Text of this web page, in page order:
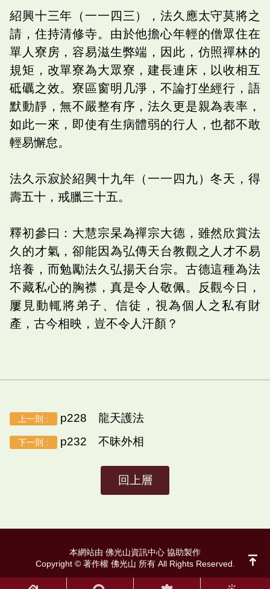
紹興十三年（一一四三），法久應太守莫將之
請，住持清修寺。由於他擔心年輕的僧眾住在
單人寮房，容易滋生弊端，因此，仿照禪林的
規矩，改單寮為大眾寮，建長連床，以收相互
砥礪之效。寮區窗明几淨，不論打坐經行，語
默動靜，無不嚴整有序，法久更是親為表率，
如此一來，即使有生病體弱的行人，也都不敢
輕易懈怠。
法久示寂於紹興十九年（一一四九）冬天，得
壽五十，戒臘三十五。
釋初參曰：大慧宗杲為禪宗大德，雖然欣賞法
久的才氣，卻能因為弘傳天台教觀之人才不易
培養，而勉勵法久弘揚天台宗。古德這種為法
不藏私心的胸襟，真是令人敬佩。反觀今日，
屢見動輒將弟子、信徒，視為個人之私有財
產，古今相映，豈不令人汗顏？
上一則 : p228 龍天護法
下一則 : p232 不昧外相
回上層
本網站由 佛光山資訊中心 協助製作
Copyright © 著作權 佛光山 所有 All Rights Reserved.